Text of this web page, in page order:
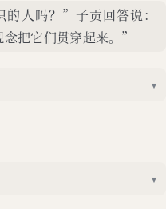
人吗？”子贡回答说：
把它们贯穿起来。”
▾
▾